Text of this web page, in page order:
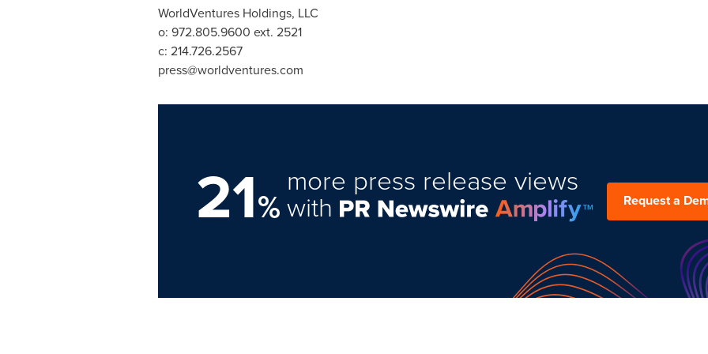
WorldVentures Holdings, LLC
o: 972.805.9600 ext. 2521
c: 214.726.2567
press@worldventures.com
21%
more press release views
with Request a